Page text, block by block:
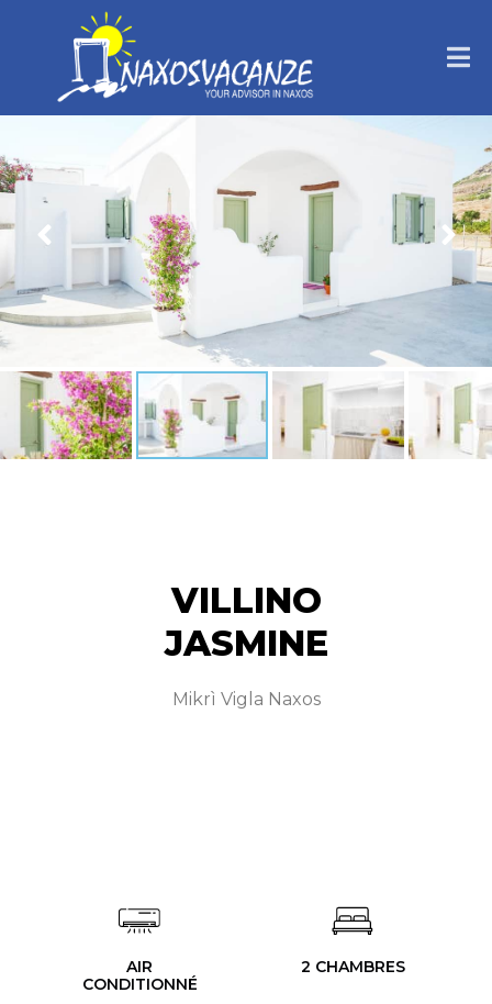
VILLINO
JASMINE
Mikrì Vigla Naxos
AIR
CONDITIONNÉ
2 CHAMBRES